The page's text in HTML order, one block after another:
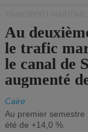
Au
le trafic
le canal de
augmenté
Caire
Au premier
été de +14,0 %.